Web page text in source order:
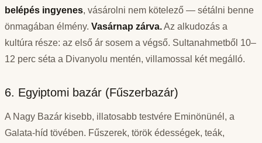
belépés ingyenes, vásárolni nem kötelező — sétálni benne
önmagában élmény. Vasárnap zárva.Az alkudozás a
kultúra része: az első ár sosem a végső. Sultanahmetből 10–
12 perc séta a Divanyolu mentén, villamossal két megálló.
6. Egyiptomi bazár (Fűszerbazár)
A Nagy Bazár kisebb, illatosabb testvére Eminönünél, a
Galata-híd tövében. Fűszerek, török édességek, teák,